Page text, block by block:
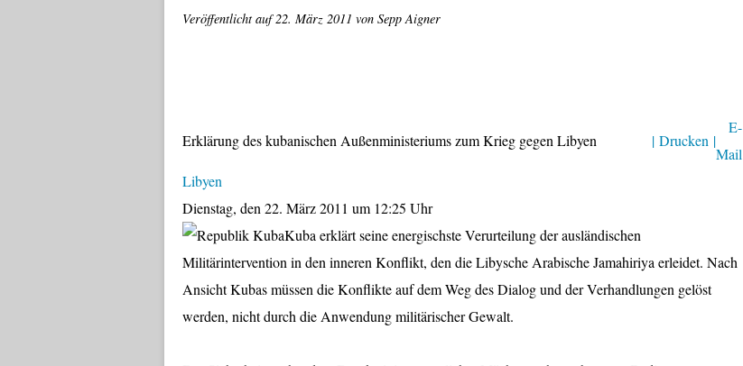
Veröffentlicht auf22. März 2011 von Sepp Aigner
Erklärung des kubanischen Außenministeriums zum Krieg gegen Libyen | Drucken |
E-
Mail
Libyen
Dienstag, den 22. März 2011 um 12:25 Uhr
Kuba erklärt seine energischste Verurteilung der ausländischen
Militärintervention in den inneren Konflikt, den die Libysche Arabische Jamahiriya erleidet. Nach
Ansicht Kubas müssen die Konflikte auf dem Weg des Dialog und der Verhandlungen gelöst
werden, nicht durch die Anwendung militärischer Gewalt.